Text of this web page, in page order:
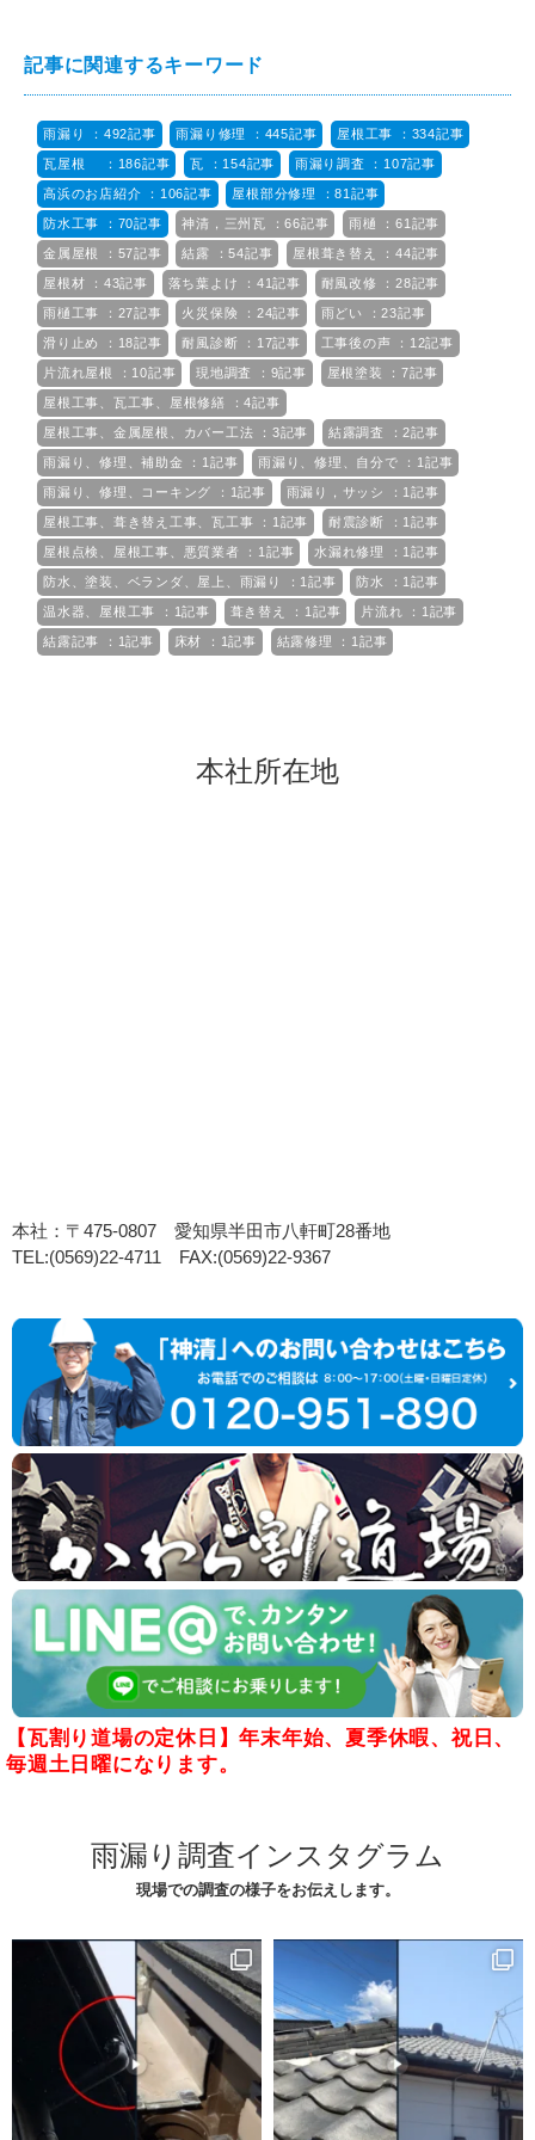
記事に関連するキーワード
雨漏り ：492記事 雨漏り修理 ：445記事 屋根工事 ：334記事
瓦屋根 ：186記事 瓦 ：154記事 雨漏り調査 ：107記事
高浜のお店紹介 ：106記事 屋根部分修理 ：81記事
防水工事 ：70記事 神清，三州瓦 ：66記事 雨樋 ：61記事
金属屋根 ：57記事 結露 ：54記事 屋根葺き替え ：44記事
屋根材 ：43記事 落ち葉よけ ：41記事 耐風改修 ：28記事
雨樋工事 ：27記事 火災保険 ：24記事 雨どい ：23記事
滑り止め ：18記事 耐風診断 ：17記事 工事後の声 ：12記事
片流れ屋根 ：10記事 現地調査 ：9記事 屋根塗装 ：7記事
屋根工事、瓦工事、屋根修繕 ：4記事
屋根工事、金属屋根、カバー工法 ：3記事 結露調査 ：2記事
雨漏り、修理、補助金 ：1記事 雨漏り、修理、自分で ：1記事
雨漏り、修理、コーキング ：1記事 雨漏り，サッシ ：1記事
屋根工事、葺き替え工事、瓦工事 ：1記事 耐震診断 ：1記事
屋根点検、屋根工事、悪質業者 ：1記事 水漏れ修理 ：1記事
防水、塗装、ベランダ、屋上、雨漏り ：1記事 防水 ：1記事
温水器、屋根工事 ：1記事 葺き替え ：1記事 片流れ ：1記事
結露記事 ：1記事 床材 ：1記事 結露修理 ：1記事
本社所在地
本社：〒475-0807 愛知県半田市八軒町28番地
TEL:(0569)22-4711 FAX:(0569)22-9367
【瓦割り道場の定休日】年末年始、夏季休暇、祝日、
毎週土日曜になります。
雨漏り調査インスタグラム
現場での調査の様子をお伝えします。